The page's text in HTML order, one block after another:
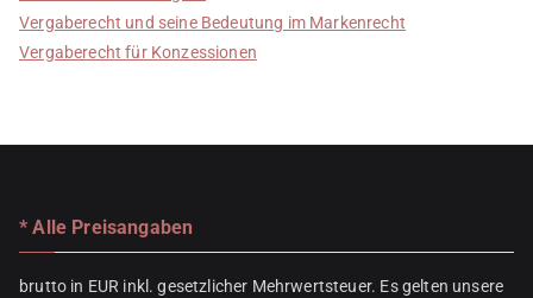
Vergaberecht und seine Bedeutung im Markenrecht
Vergaberecht für Konzessionen
* Alle Preisangaben
brutto in EUR inkl. gesetzlicher Mehrwertsteuer. Es gelten unsere